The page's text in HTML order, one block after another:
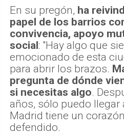
En su pregón, ha
papel de los barrios
convivencia, apoyo
social: "Hay algo que
emocionado de esta
para abrir los brazos.
pregunta de dónde
si necesitas algo.
años, sólo puedo llegar
Madrid tiene un
defendido.